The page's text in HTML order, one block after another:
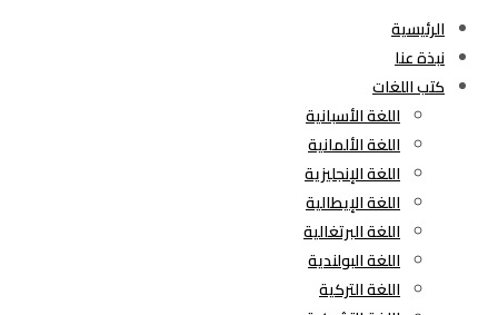
الرئيسية
نبذة عنا
كتب اللغات
اللغة الأسبانية
اللغة الألمانية
اللغة الإنجليزية
اللغة الإيطالية
اللغة البرتغالية
اللغة البولندية
اللغة التركية